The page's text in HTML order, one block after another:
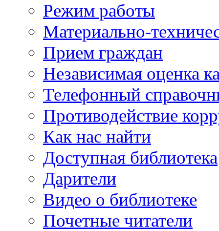
Режим работы
Материально-
Прием граждан
Независимая оценка
Телефонный
Противодействие
Как нас найти
Доступная библиотека
Дарители
Видео о библиотеке
Почетные читатели